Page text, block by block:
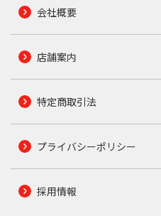
会社概要
店舗案内
特定商取引法
プライバシーポリシー
採用情報